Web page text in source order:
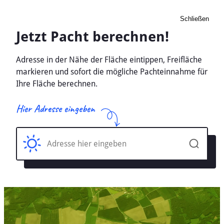
Pacht Landwirtschaft
Bedburg, Nordrhein-
Westfalen - Ackerland,
Wiese 2026
Home
Nordrhein-Westfalen
Schließen